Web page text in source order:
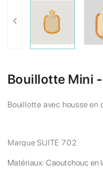
Bouillotte Mini -
Bouillotte avec housse en
Marque SUITE 702
Matériaux:Caoutchouc en